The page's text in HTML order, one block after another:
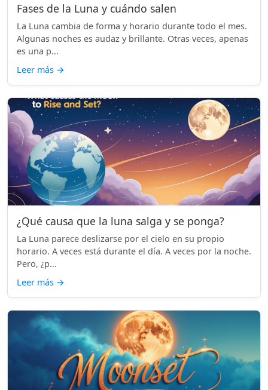
Fases de la Luna y cuándo salen
La Luna cambia de forma y horario durante todo el mes.
Algunas noches es audaz y brillante. Otras veces, apenas
es una p...
Leer más →
¿Qué causa que la luna salga y se ponga?
La Luna parece deslizarse por el cielo en su propio
horario. A veces está durante el día. A veces por la noche.
Pero, ¿p...
Leer más →